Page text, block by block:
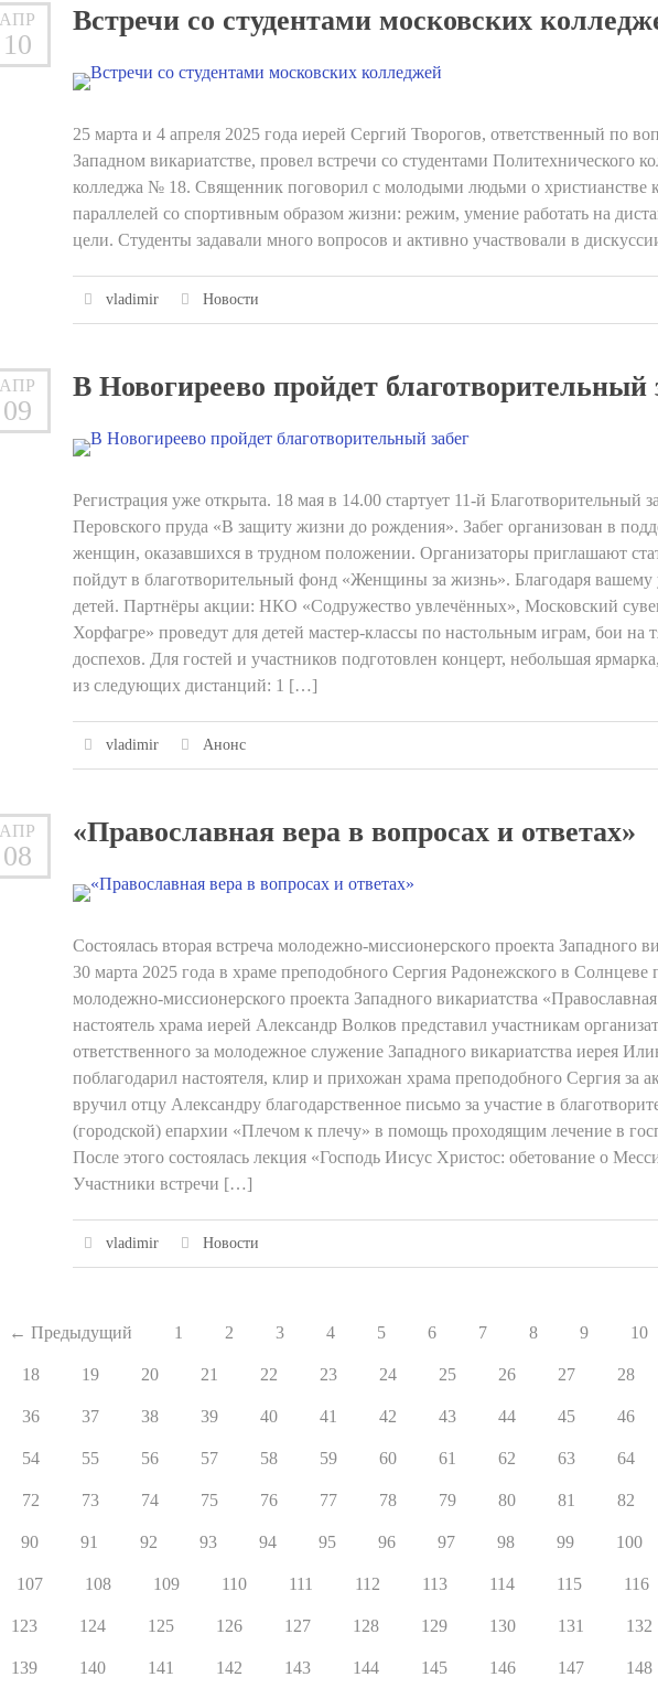
АПР
10
Встречи со студентами московских
25 марта и 4 апреля 2025 года иерей Сергий Творогов, ответственный по
Западном викариатстве, провел встречи со студентами
колледжа № 18. Священник поговорил с молодыми людьми о христианстве
параллелей со спортивным образом жизни: режим, умение работать на
цели. Студенты задавали много вопросов и активно участвовали в
vladimir Новости
АПР
09
В Новогиреево пройдет благотворительный
Регистрация уже открыта. 18 мая в 14.00 стартует 11-й Благотворительный
Перовского пруда «В защиту жизни до рождения». Забег организован в
женщин, оказавшихся в трудном положении. Организаторы приглашают
пойдут в благотворительный фонд «Женщины за жизнь». Благодаря
детей. Партнёры акции: НКО «Содружество увлечённых», Московский
Хорфагре» проведут для детей мастер-классы по настольным играм, бои
доспехов. Для гостей и участников подготовлен концерт, небольшая
из следующих дистанций: 1 […]
vladimir Анонс
АПР
08
«Православная вера в вопросах и ответах»
Состоялась вторая встреча молодежно-миссионерского проекта Западного
30 марта 2025 года в храме преподобного Сергия Радонежского в Солнцеве
молодежно-миссионерского проекта Западного викариатства
настоятель храма иерей Александр Волков представил участникам
ответственного за молодежное служение Западного викариатства иерея
поблагодарил настоятеля, клир и прихожан храма преподобного Сергия за
вручил отцу Александру благодарственное письмо за участие в
(городской) епархии «Плечом к плечу» в помощь проходящим лечение в
После этого состоялась лекция «Господь Иисус Христос: обетование о
Участники встречи […]
vladimir Новости
← Предыдущий 1 2 3 4 5 6 7 8 9 10
18 19 20 21 22 23 24 25 26 27 28
36 37 38 39 40 41 42 43 44 45 46
54 55 56 57 58 59 60 61 62 63 64
72 73 74 75 76 77 78 79 80 81 82
90 91 92 93 94 95 96 97 98 99 100
107 108 109 110 111 112 113 114 115 116
123 124 125 126 127 128 129 130 131 132
139 140 141 142 143 144 145 146 147 148